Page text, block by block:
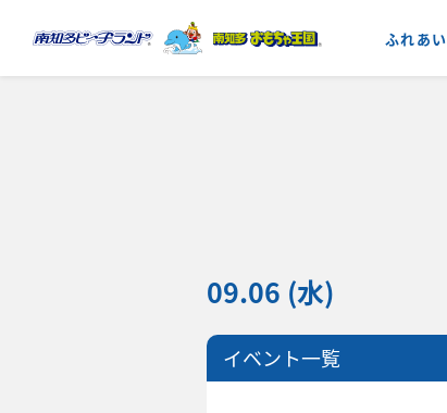
ふれあい
09.06 (水)
イベント一覧